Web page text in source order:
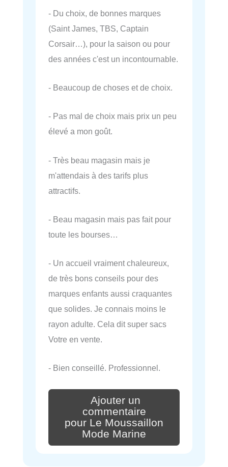
- Du choix, de bonnes marques
(Saint James, TBS, Captain
Corsair…), pour la saison ou pour
des années c'est un incontournable.
- Beaucoup de choses et de choix.
- Pas mal de choix mais prix un peu
élevé a mon goût.
- Très beau magasin mais je
m'attendais à des tarifs plus
attractifs.
- Beau magasin mais pas fait pour
toute les bourses…
- Un accueil vraiment chaleureux,
de très bons conseils pour des
marques enfants aussi craquantes
que solides. Je connais moins le
rayon adulte. Cela dit super sacs
Votre en vente.
- Bien conseillé. Professionnel.
Ajouter un
commentaire
pour Le Moussaillon
Mode Marine